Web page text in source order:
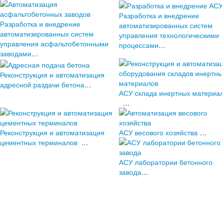
Разработка и внедрение
автоматизированных систем
управления асфальтобетонными
заводами…
Разработка и внедрение
автоматизированных систем
управления технологическими
процессами…
Реконструкция и автоматизация
адресной раздачи бетона…
АСУ склада инертных
…
Реконструкция и автоматизация
цементных терминалов …
АСУ весового хозяйства …
АСУ лаборатории бетонного
завода…